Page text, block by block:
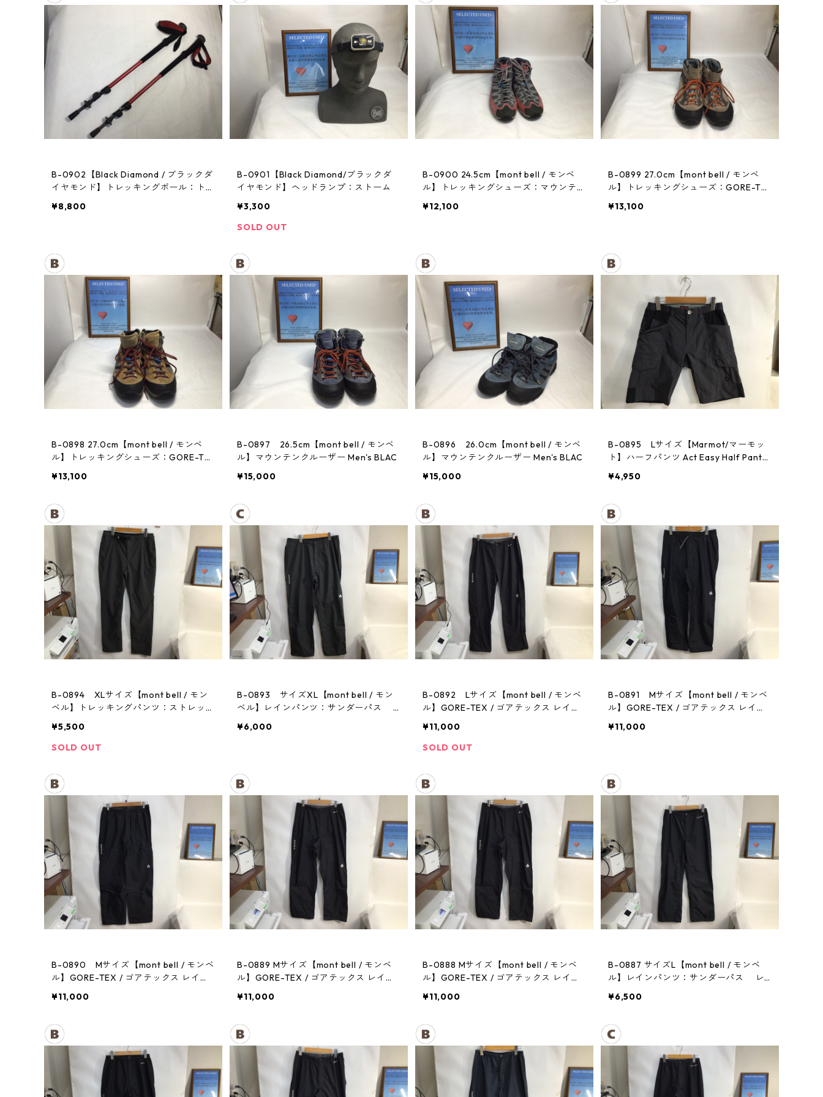
B-0902【Black Diamond / ブラックダ
イヤモンド】トレッキングポール：トレ
¥8,800
B-0901【Black Diamond/ブラックダ
イヤモンド】ヘッドランプ：ストーム
¥3,300
SOLD OUT
B-0900 24.5cm【mont bell / モンベ
ル】トレッキングシューズ：マウンテン
¥12,100
B-0899 27.0cm【mont bell / モンベ
ル】トレッキングシューズ：GORE-TE
¥13,100
B-0898 27.0cm【mont bell / モンベ
ル】トレッキングシューズ：GORE-TE
¥13,100
B-0897 26.5cm【mont bell / モンベ
ル】マウンテンクルーザー Men's BLAC
¥15,000
B-0896 26.0cm【mont bell / モンベ
ル】マウンテンクルーザー Men's BLAC
¥15,000
B-0895 Lサイズ【Marmot/マーモッ
ト】ハーフパンツ Act Easy Half Pant
¥4,950
B-0894 XLサイズ【mont bell / モン
ベル】トレッキングパンツ：ストレッ
¥5,500
SOLD OUT
B-0893 サイズXL【mont bell / モン
ベル】レインパンツ：サンダーパス
¥6,000
B-0892 Lサイズ【mont bell / モンベ
ル】GORE-TEX / ゴアテックス レイン
¥11,000
SOLD OUT
B-0891 Mサイズ【mont bell / モンベ
ル】GORE-TEX / ゴアテックス レイン
¥11,000
B-0890 Mサイズ【mont bell / モンベ
ル】GORE-TEX / ゴアテックス レイン
¥11,000
B-0889 Mサイズ【mont bell / モンベ
ル】GORE-TEX / ゴアテックス レイン
¥11,000
B-0888 Mサイズ【mont bell / モンベ
ル】GORE-TEX / ゴアテックス レイン
¥11,000
B-0887 サイズL【mont bell / モンベ
ル】レインパンツ：サンダーパス レ
¥6,500